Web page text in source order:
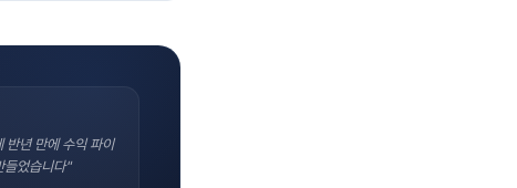
반년 만에 수익 파이
들었습니다"